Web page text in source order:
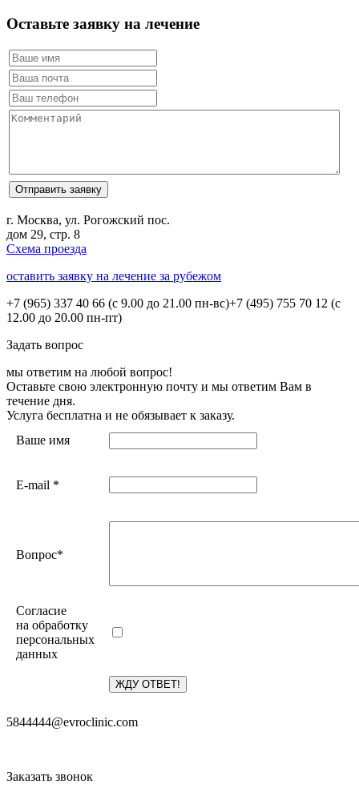
Оставьте заявку на лечение
г. Москва, ул. Рогожский пос.
дом 29, стр. 8
Схема проезда
оставить заявку на лечение за рубежом
+7 (965) 337 40 66 (с 9.00 до 21.00 пн-вс)+7 (495) 755 70 12 (с
12.00 до 20.00 пн-пт)
Задать вопрос
мы ответим на любой вопрос!
Оставьте свою электронную почту и мы ответим Вам в
течение дня.
Услуга бесплатна и не обязывает к заказу.
Ваше имя
E-mail *
Вопрос*
Согласие
на обработку
персональных
данных
5844444@evroclinic.com
Заказать звонок